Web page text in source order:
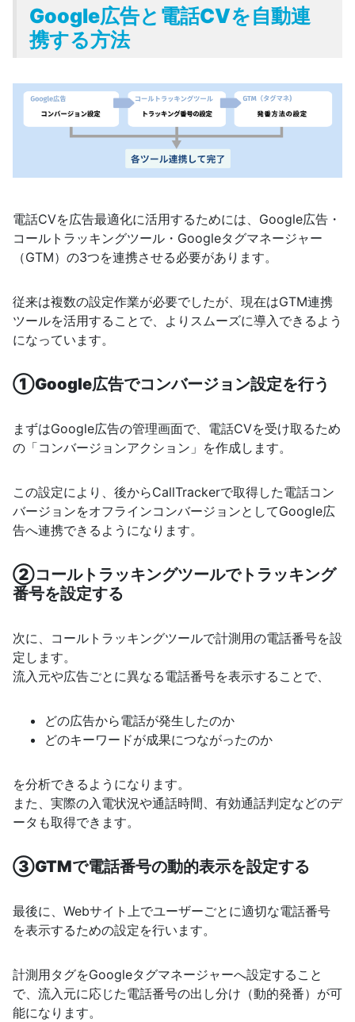
Google広告と電話CVを自動連
携する方法
電話CVを広告最適化に活用するためには、Google広告・
コールトラッキングツール・Googleタグマネージャー
（GTM）の3つを連携させる必要があります。
従来は複数の設定作業が必要でしたが、現在はGTM連携
ツールを活用することで、よりスムーズに導入できるよう
になっています。
①Google広告でコンバージョン設定を行う
まずはGoogle広告の管理画面で、電話CVを受け取るため
の「コンバージョンアクション」を作成します。
この設定により、後からCallTrackerで取得した電話コン
バージョンをオフラインコンバージョンとしてGoogle広
告へ連携できるようになります。
②コールトラッキングツールでトラッキング
番号を設定する
次に、コールトラッキングツールで計測用の電話番号を設
定します。
流入元や広告ごとに異なる電話番号を表示することで、
どの広告から電話が発生したのか
どのキーワードが成果につながったのか
を分析できるようになります。
また、実際の入電状況や通話時間、有効通話判定などのデ
ータも取得できます。
③GTMで電話番号の動的表示を設定する
最後に、Webサイト上でユーザーごとに適切な電話番号
を表示するための設定を行います。
計測用タグをGoogleタグマネージャーへ設定すること
で、流入元に応じた電話番号の出し分け（動的発番）が可
能になります。